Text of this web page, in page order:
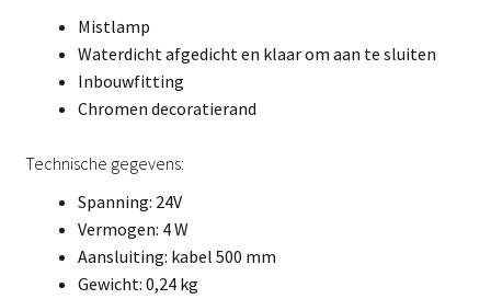
Mistlamp
Waterdicht afgedicht en klaar om aan te sluiten
Inbouwfitting
Chromen decoratierand
Technische gegevens:
Spanning: 24V
Vermogen: 4 W
Aansluiting: kabel 500 mm
Gewicht: 0,24 kg